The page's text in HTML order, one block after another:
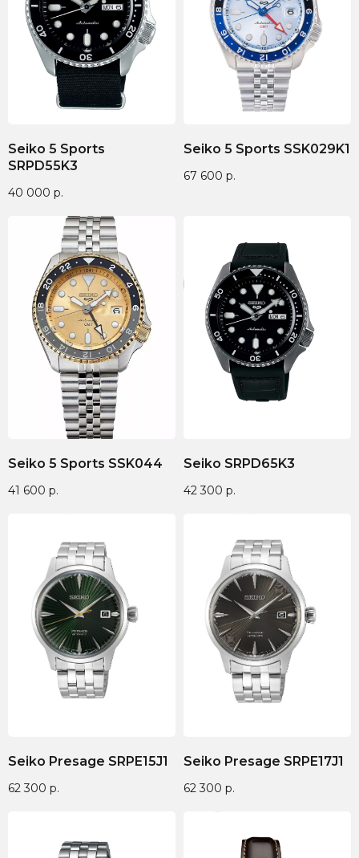
Seiko 5 Sports
SRPD55K3
40 000 р.
Seiko 5 Sports SSK029K1
67 600 р.
Seiko 5 Sports SSK044
41 600 р.
Seiko SRPD65K3
42 300 р.
Seiko Presage SRPE15J1
62 300 р.
Seiko Presage SRPE17J1
62 300 р.
Выбирайте до 3 товаров
для примерки
Бренд запатентован —
отвечаем за надежность
Партнёрам
Блогерам
Адрес: город Грозный,
ул. Назарбаева, д. 106
8(938)000-54-53
Контакты Сотрудничество
Для клиента
Категории
ИНН 201501669463 ОГРН/ОГРНИП 321200000000133
Разработка сайта